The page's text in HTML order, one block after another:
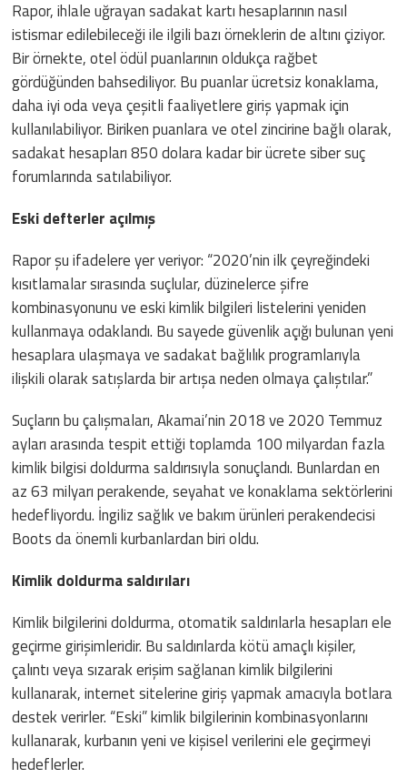
Rapor, ihlale uğrayan sadakat kartı hesaplarının nasıl
istismar edilebileceği ile ilgili bazı örneklerin de altını çiziyor.
Bir örnekte, otel ödül puanlarının oldukça rağbet
gördüğünden bahsediliyor. Bu puanlar ücretsiz konaklama,
daha iyi oda veya çeşitli faaliyetlere giriş yapmak için
kullanılabiliyor. Biriken puanlara ve otel zincirine bağlı olarak,
sadakat hesapları 850 dolara kadar bir ücrete siber suç
forumlarında satılabiliyor.
Eski defterler açılmış
Rapor şu ifadelere yer veriyor: “2020’nin ilk çeyreğindeki
kısıtlamalar sırasında suçlular, düzinelerce şifre
kombinasyonunu ve eski kimlik bilgileri listelerini yeniden
kullanmaya odaklandı. Bu sayede güvenlik açığı bulunan yeni
hesaplara ulaşmaya ve sadakat bağlılık programlarıyla
ilişkili olarak satışlarda bir artışa neden olmaya çalıştılar.”
Suçların bu çalışmaları, Akamai’nin 2018 ve 2020 Temmuz
ayları arasında tespit ettiği toplamda 100 milyardan fazla
kimlik bilgisi doldurma saldırısıyla sonuçlandı. Bunlardan en
az 63 milyarı perakende, seyahat ve konaklama sektörlerini
hedefliyordu. İngiliz sağlık ve bakım ürünleri perakendecisi
Boots da önemli kurbanlardan biri oldu.
Kimlik doldurma saldırıları
Kimlik bilgilerini doldurma, otomatik saldırılarla hesapları ele
geçirme girişimleridir. Bu saldırılarda kötü amaçlı kişiler,
çalıntı veya sızarak erişim sağlanan kimlik bilgilerini
kullanarak, internet sitelerine giriş yapmak amacıyla botlara
destek verirler. “Eski” kimlik bilgilerinin kombinasyonlarını
kullanarak, kurbanın yeni ve kişisel verilerini ele geçirmeyi
hedeflerler.